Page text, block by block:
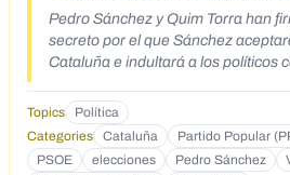
catalanes»
Pedro Sánchez y Quim Torra han
secreto por el que Sánchez
Cataluña e indultará a los políticos
Topics Política
Categories
Cataluña Partido Popular
PSOE
elecciones Pedro Sánchez